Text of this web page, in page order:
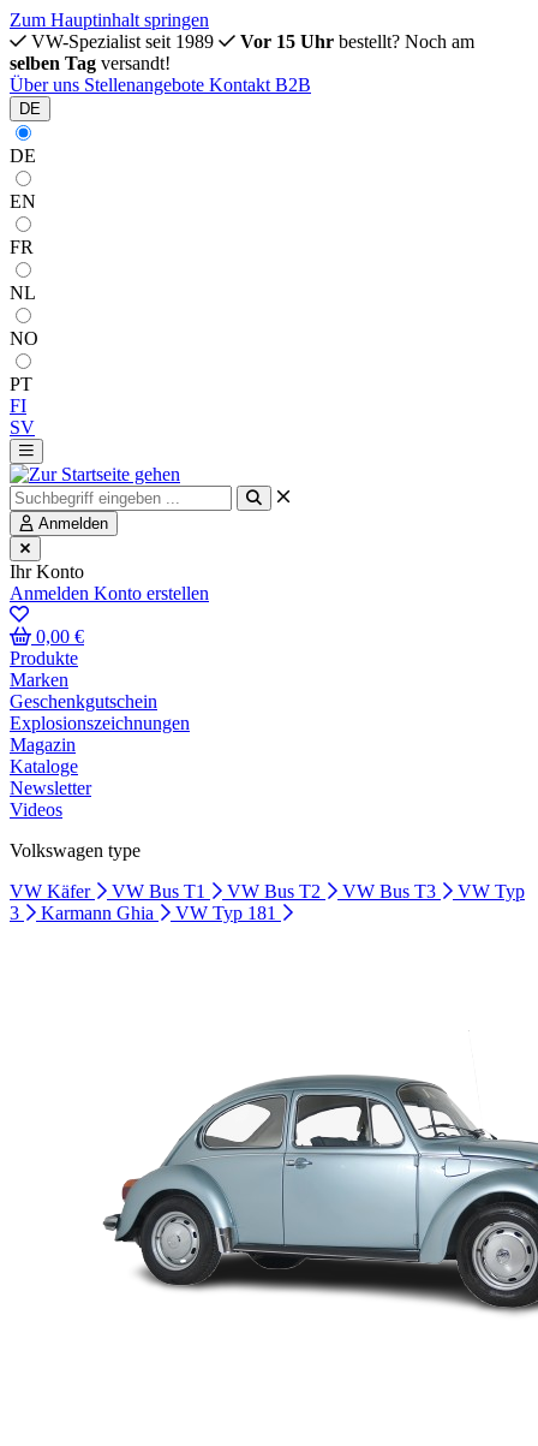
Zum Hauptinhalt springen
VW-Spezialist seit 1989
Vor 15 Uhr bestellt? Noch am
selben Tag versandt!
Über uns Stellenangebote Kontakt B2B
DE
DE
EN
FR
NL
NO
PT
FI
SV
Anmelden
Ihr Konto
Anmelden Konto erstellen
0,00 €
Produkte
Marken
Geschenkgutschein
Explosionszeichnungen
Magazin
Kataloge
Newsletter
Videos
Volkswagen type
VW Käfer
VW Bus T1 VW Bus T2 VW Bus T3
VW Typ
3
Karmann Ghia VW Typ 181